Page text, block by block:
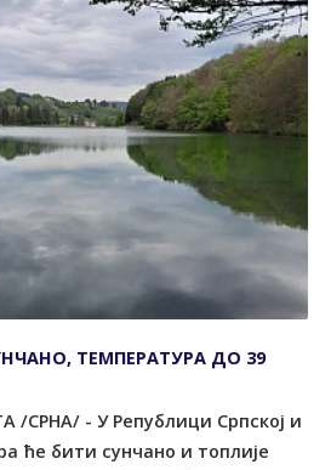
ТЕМПЕРАТУРА ДО 39
/СРНА/ - У Републици Српској и
ће бити сунчано и топлије